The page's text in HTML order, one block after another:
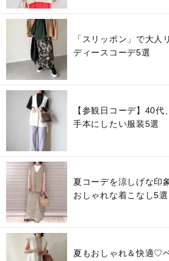
「スリッポン」で大
ディースコーデ5選
【参観日コーデ】40
手本にしたい服装5選
夏コーデを涼しげな印
おしゃれな着こなし5選
夏もおしゃれ＆快適♡